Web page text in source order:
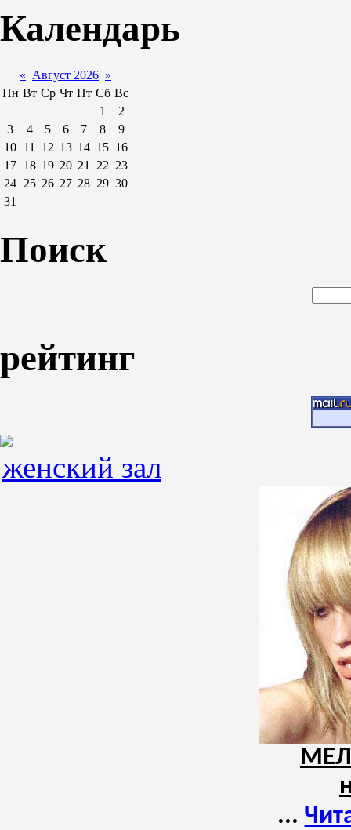
Календарь
« Август 2026 »
Пн Вт Ср Чт Пт Сб Вс
1
2
3
4 5 6 7 8
9
10 11 12 13 14 15 16
17 18 19 20 21 22 23
24 25 26 27 28 29 30
31
Поиск
рейтинг
женский зал
...